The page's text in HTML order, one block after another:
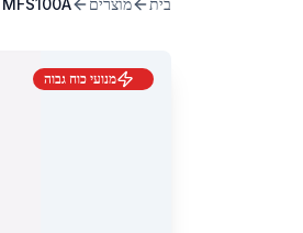
בית מוצרים MFS100A
מנועי כוח גבוה